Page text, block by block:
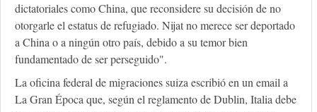
dictatoriales como China, que reconsidere su decisión de no
otorgarle el estatus de refugiado. Nijat no merece ser deportado
a China o a ningún otro país, debido a su temor bien
fundamentado de ser perseguido".
La oficina federal de migraciones suiza escribió en un email a
La Gran Época que, según el reglamento de Dublin, Italia debe